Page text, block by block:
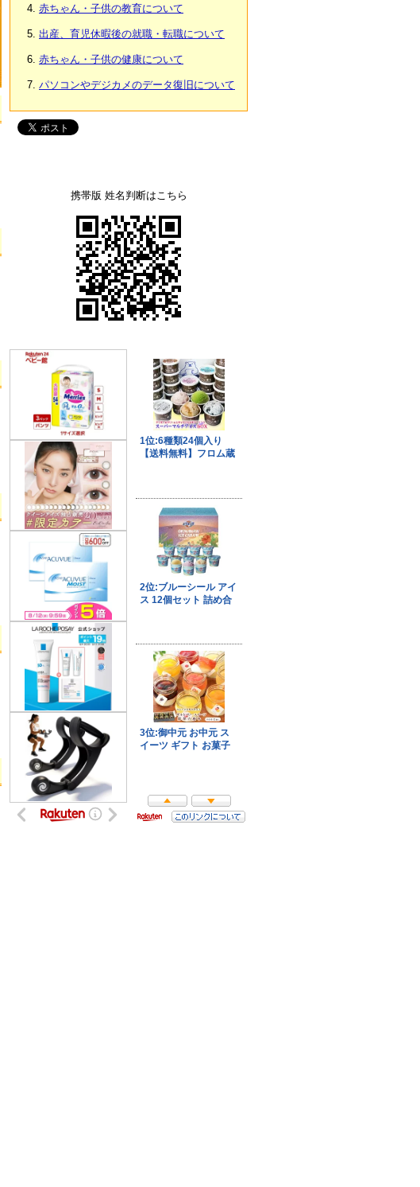
赤ちゃん・子供の教育について
出産、育児休暇後の就職・転職について
赤ちゃん・子供の健康について
パソコンやデジカメのデータ復旧について
携帯版 姓名判断はこちら